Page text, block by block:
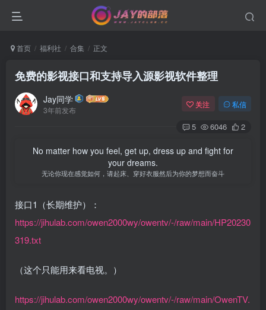
首页 福利社 合集 正文
免费的影视接口和支持导入源影视软件整理
Jay同学
3年前发布
关注 私信
5 6046 2
No matter how you feel, get up, dress up and fight for
your dreams.
无论你现在感觉如何，请起床、穿好衣服然后为你的梦想而奋斗
接口1（长期维护）：
https://jihulab.com/owen2000wy/owentv/-/raw/main/HP20230
319.txt
（这个只能用来看电视。）
https://jihulab.com/owen2000wy/owentv/-/raw/main/OwenTV.